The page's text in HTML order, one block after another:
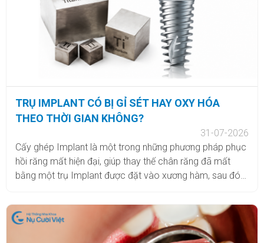
giải đáp chính xác nhé.
TRỤ IMPLANT CÓ BỊ GỈ SÉT HAY OXY HÓA
THEO THỜI GIAN KHÔNG?
31-07-2026
Cấy ghép Implant là một trong những phương pháp phục
hồi răng mất hiện đại, giúp thay thế chân răng đã mất
bằng một trụ Implant được đặt vào xương hàm, sau đó
xương, Implant có thể tạo nền tảng vững chắc, hỗ trợ
khôi phục chức năng ăn nhai và thẩm mỹ. Tuy nhiên,
không ít người vẫn lo lắng trước khi thực hiện, đặc biệt là